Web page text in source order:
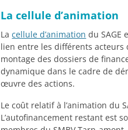
La cellule d’animation
Lacellule d’animation du SAGE
lien entre les différents acteurs
montage des dossiers de
dynamique dans le cadre de
œuvre des actions.
Le coût relatif à l’animation du
L’autofinancement restant est